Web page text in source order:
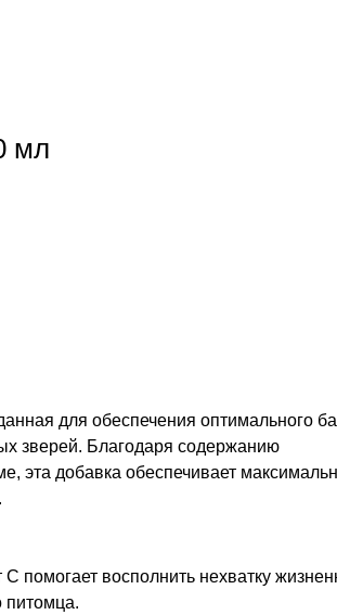
мл
для обеспечения оптимального
зверей. Благодаря содержанию
эта добавка обеспечивает
помогает восполнить нехватку
питомца.